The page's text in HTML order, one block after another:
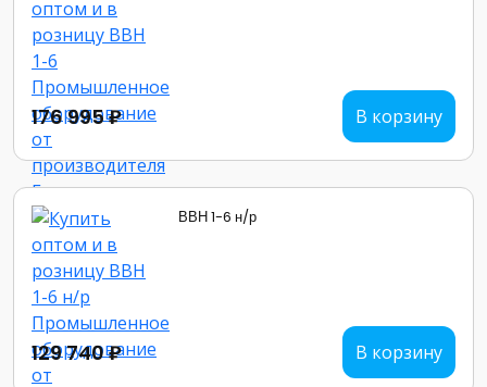
176 995 ₽ В корзину
ВВН 1-6 н/р
129 740 ₽ В корзину